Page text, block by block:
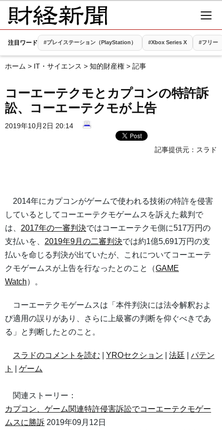
注目ワード #プレイステーション（PlayStation） #Xbox Series X #フリー
ホーム > IT・サイエンス > 知的財産権 > 記事
コーエーテクモとカプコンの特許訴
訟、コーエーテクモが上告
2019年10月2日 20:14
記事提供元： スラド
2014年にカプコンがゲームで使われる技術の特許を侵害
しているとしてコーエーテクモゲームスを訴えた裁判で
は、 2017年の一審判決ではコーエーテクモ側に517万円の
支払いを、 2019年9月の二審判決では約1億5,691万円の支
払いを命じる判決が出ていたが、これについてコーエーテ
クモゲームスが上告を行なったとのこと（GAME
Watch）。
コーエーテクモゲームスは「本件判決には法令解釈およ
び適用の誤りがあり、さらに上級審の判断を仰ぐべきであ
る」と判断したとのこと。
スラドのコメントを読む YROセクション 法廷
パテン
ト
ゲーム
関連ストーリー：
カプコン、ゲーム関連特許侵害訴訟でコーエーテクモゲー
ムスに勝訴 2019年09月12日